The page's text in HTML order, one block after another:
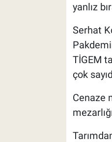
yanlız
Serhat
TİGEM
çok
Cenaze